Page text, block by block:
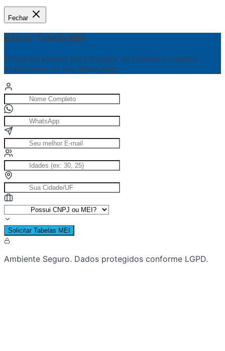
Fechar
Baixar Tabela MEI
Preencha abaixo para receber as tabelas e valores
atualizados no seu WhatsApp.
Solicitar Tabelas MEI
Ambiente Seguro. Dados protegidos conforme LGPD.